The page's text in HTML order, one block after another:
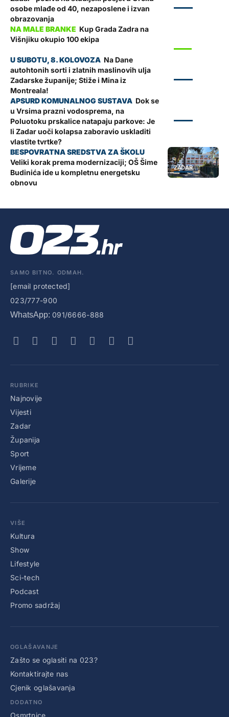
osobe mlađe od 40, nezaposlene i izvan
obrazovanja
Kup Grada Zadra na
Višnjiku okupio 100 ekipa
Na Dane
autohtonih sorti i zlatnih maslinovih ulja
Zadarske županije; Stiže i Mina iz
Montreala!
Dok se
u Vrsima prazni vodosprema, na
Poluotoku prskalice natapaju parkove: Je
li Zadar uoči kolapsa zaboravio uskladiti
vlastite tvrtke?
ZADAR
Veliki korak prema modernizaciji; OŠ Šime
Budinića ide u kompletnu energetsku
obnovu
SAMO BITNO. ODMAH.
[email protected]
023/777-900
WhatsApp: 091/6666-888
RUBRIKE
Najnovije
Vijesti
Zadar
Županija
Sport
Vrijeme
Galerije
VIŠE
Kultura
Show
Lifestyle
Sci-tech
Podcast
Promo sadržaj
OGLAŠAVANJE
Zašto se oglasiti na 023?
Kontaktirajte nas
Cjenik oglašavanja
DODATNO
Osmrtnice